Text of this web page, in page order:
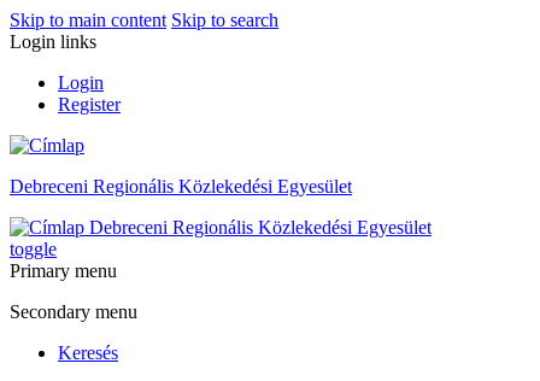
Skip to main content Skip to search
Login links
Login
Register
Debreceni Regionális Közlekedési Egyesület
Debreceni Regionális Közlekedési Egyesület
toggle
Primary menu
Secondary menu
Keresés